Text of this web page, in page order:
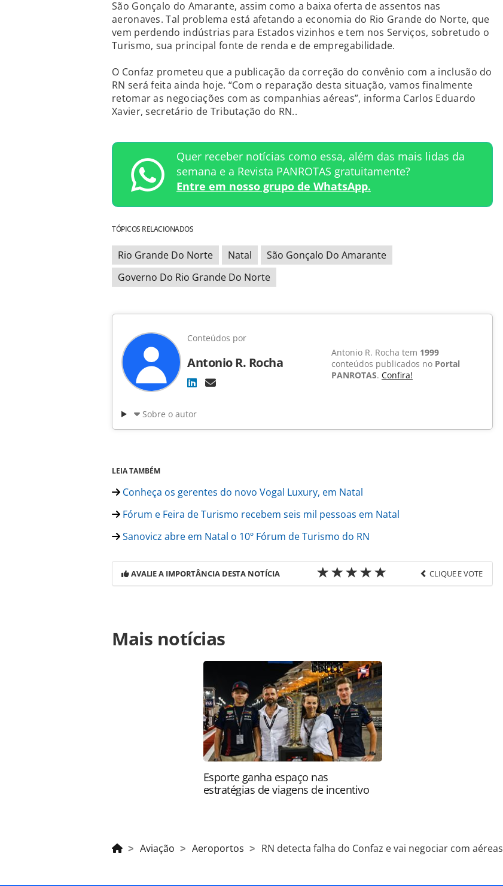
São Gonçalo do Amarante, assim como a baixa oferta de assentos nas
aeronaves. Tal problema está afetando a economia do Rio Grande do Norte, que
vem perdendo indústrias para Estados vizinhos e tem nos Serviços, sobretudo o
Turismo, sua principal fonte de renda e de empregabilidade.
O Confaz prometeu que a publicação da correção do convênio com a inclusão do
RN será feita ainda hoje. “Com o reparação desta situação, vamos finalmente
retomar as negociações com as companhias aéreas”, informa Carlos Eduardo
Xavier, secretário de Tributação do RN..
Quer receber notícias como essa, além das mais lidas da
semana e a Revista PANROTAS gratuitamente?
Entre em nosso grupo de WhatsApp.
TÓPICOS RELACIONADOS
Rio Grande Do Norte Natal
São Gonçalo Do Amarante
Governo Do Rio Grande Do Norte
Conteúdos por
Antonio R. Rocha
Antonio R. Rocha tem 1999
conteúdos publicados no Portal
PANROTAS. Confira!
Sobre o autor
LEIA TAMBÉM
Conheça os gerentes do novo Vogal Luxury, em Natal
Fórum e Feira de Turismo recebem seis mil pessoas em Natal
Sanovicz abre em Natal o 10º Fórum de Turismo do RN
AVALIE A IMPORTÂNCIA DESTA NOTÍCIA CLIQUE E VOTE
https://www.panrotas.com.br/aviacao/aeroportos/2019/05/rn-detecta-falha-do-confaz-
e-vai-negociar-com-aereas_164769.html ou as ferramentas oferecidas na página. Todo o
conteúdo produzido pela PANROTAS Editora é protegido pela legislação brasileira sobre
direito autoral. Não reproduza o conteúdo sem autorização da PANROTAS Editora
(copyright@panrotas.com.br).
Mais notícias
Esporte ganha espaço nas
estratégias de viagens de incentivo
Aviação Aeroportos RN detecta falha do Confaz e vai negociar com aéreas